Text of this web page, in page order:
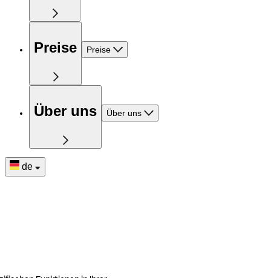
Preise Preise
Über uns Über uns
de